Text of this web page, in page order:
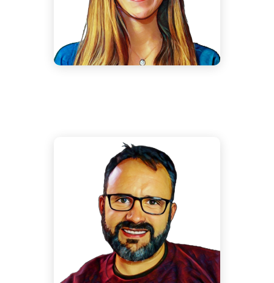
Veterinaria Ganadera
José Antonio García
Martín
Software Engineer